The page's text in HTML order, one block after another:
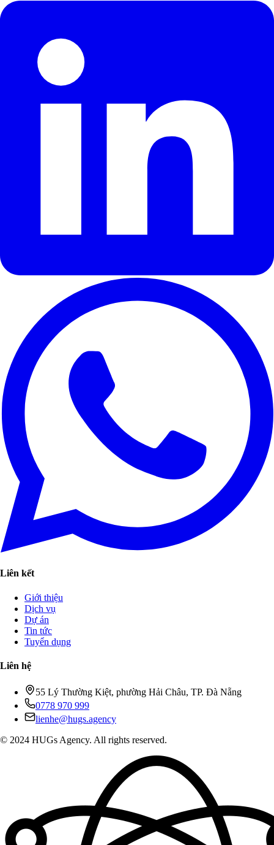
Liên kết
Giới thiệu
Dịch vụ
Dự án
Tin tức
Tuyển dụng
Liên hệ
55 Lý Thường Kiệt, phường Hải Châu, TP. Đà Nẵng
0778 970 999
lienhe@hugs.agency
© 2024 HUGs Agency. All rights reserved.